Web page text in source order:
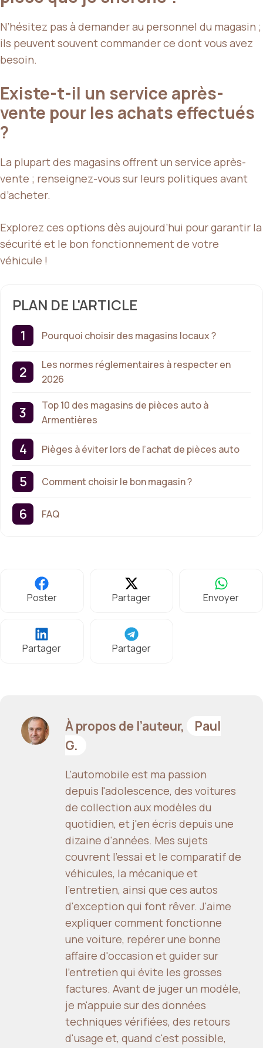
N’hésitez pas à demander au personnel du magasin ;
ils peuvent souvent commander ce dont vous avez
besoin.
Existe-t-il un service après-
vente pour les achats effectués
?
La plupart des magasins offrent un service après-
vente ; renseignez-vous sur leurs politiques avant
d’acheter.
Explorez ces options dès aujourd’hui pour garantir la
sécurité et le bon fonctionnement de votre
véhicule !
PLAN DE L'ARTICLE
Pourquoi choisir des magasins locaux ?
Les normes réglementaires à respecter en
2026
Top 10 des magasins de pièces auto à
Armentières
Pièges à éviter lors de l’achat de pièces auto
Comment choisir le bon magasin ?
FAQ
Poster Partager Envoyer
Partager Partager
À propos de l’auteur,
Paul
G.
L'automobile est ma passion
depuis l'adolescence, des voitures
de collection aux modèles du
quotidien, et j'en écris depuis une
dizaine d'années. Mes sujets
couvrent l'essai et le comparatif de
véhicules, la mécanique et
l'entretien, ainsi que ces autos
d'exception qui font rêver. J'aime
expliquer comment fonctionne
une voiture, repérer une bonne
affaire d'occasion et guider sur
l'entretien qui évite les grosses
factures. Avant de juger un modèle,
je m'appuie sur des données
techniques vérifiées, des retours
d'usage et, quand c'est possible,